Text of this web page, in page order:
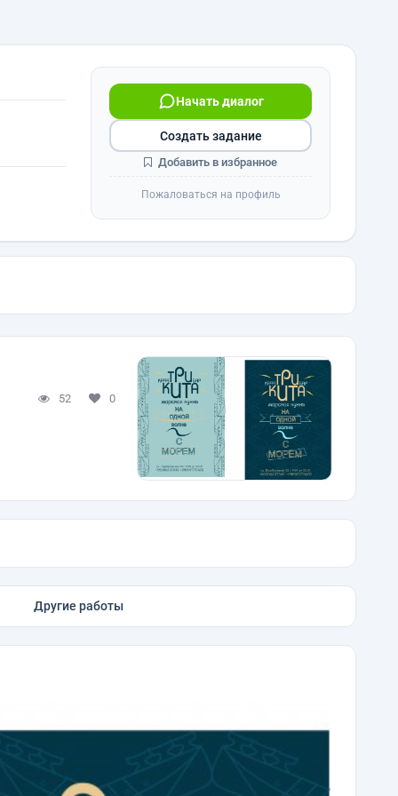
Начать диалог
Создать задание
Добавить в избранное
Пожаловаться на профиль
52 0
Другие работы